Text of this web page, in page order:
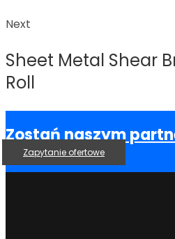
Next
Sheet Metal Shear
Roll
Zostań naszym
Zapytanie ofertowe